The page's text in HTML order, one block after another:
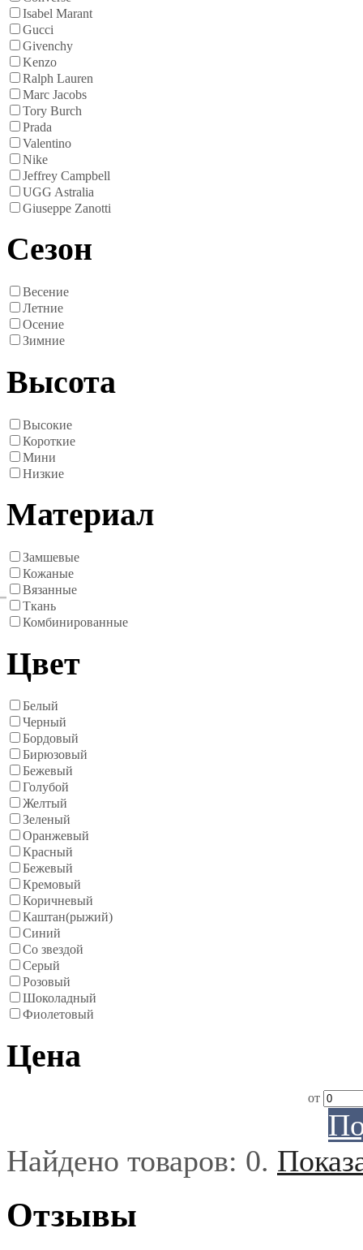
Isabel Marant
Gucci
Givenchy
Kenzo
Ralph Lauren
Marc Jacobs
Tory Burch
Prada
Valentino
Nike
Jeffrey Campbell
UGG Astralia
Giuseppe Zanotti
Сезон
Весение
Летние
Осение
Зимние
Высота
Высокие
Короткие
Мини
Низкие
Материал
Замшевые
Кожаные
Вязанные
Ткань
Комбинированные
Цвет
Белый
Черный
Бордовый
Бирюзовый
Бежевый
Голубой
Желтый
Зеленый
Оранжевый
Красный
Бежевый
Кремовый
Коричневый
Каштан(рыжий)
Синий
Со звездой
Серый
Розовый
Шоколадный
Фиолетовый
Цена
от
Найдено товаров: 0.
Отзывы